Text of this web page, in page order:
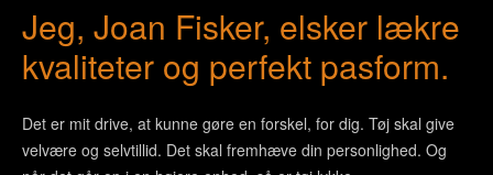
Jeg, Joan Fisker, elsker lækre
kvaliteter og perfekt pasform.
Det er mit drive, at kunne gøre en forskel, for dig. Tøj skal give
velvære og selvtillid. Det skal fremhæve din personlighed. Og